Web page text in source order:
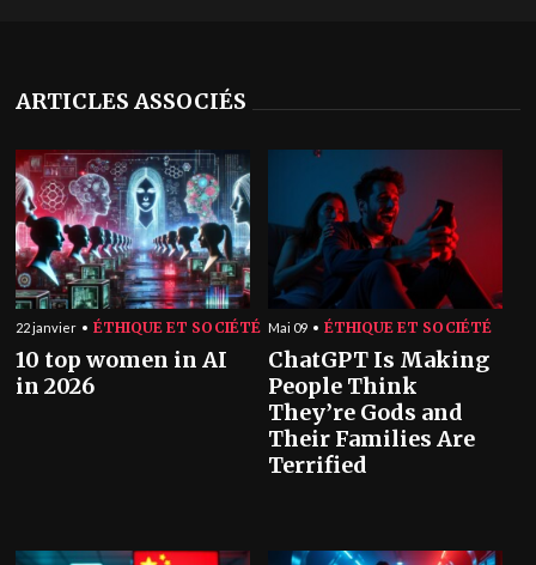
ARTICLES ASSOCIÉS
22 janvier ÉTHIQUE ET SOCIÉTÉ
10 top women in AI
in 2026
Mai 09 ÉTHIQUE ET SOCIÉTÉ
ChatGPT Is Making
People Think
They’re Gods and
Their Families Are
Terrified